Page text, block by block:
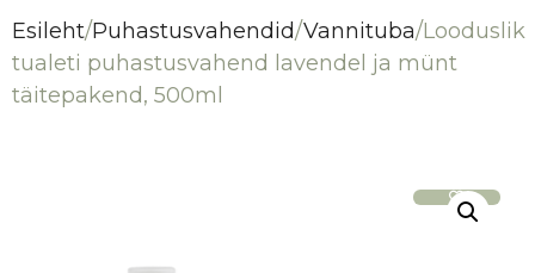
Esileht/Puhastusvahendid/Vannituba/Looduslik
tualeti puhastusvahend lavendel ja münt
täitepakend, 500ml